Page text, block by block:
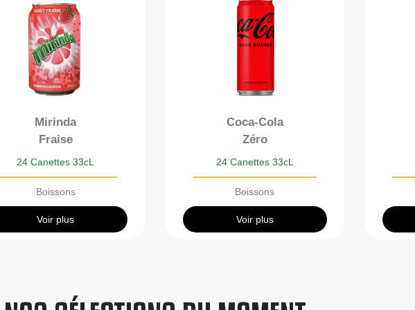
Mirinda
Fraise
24 Canettes 33cL
Boissons
Voir plus
Coca-Cola
Zéro
24 Canettes 33cL
Boissons
Voir plus